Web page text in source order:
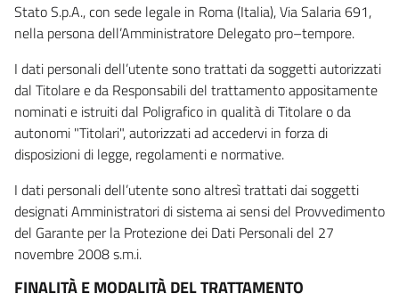
Stato S.p.A., con sede legale in Roma (Italia), Via Salaria 691,
nella persona dell’Amministratore Delegato pro–tempore.
I dati personali dell’utente sono trattati da soggetti autorizzati
dal Titolare e da Responsabili del trattamento appositamente
nominati e istruiti dal Poligrafico in qualità di Titolare o da
autonomi "Titolari", autorizzati ad accedervi in forza di
disposizioni di legge, regolamenti e normative.
I dati personali dell’utente sono altresì trattati dai soggetti
designati Amministratori di sistema ai sensi del Provvedimento
del Garante per la Protezione dei Dati Personali del 27
novembre 2008 s.m.i.
FINALITÀ E MODALITÀ DEL TRATTAMENTO